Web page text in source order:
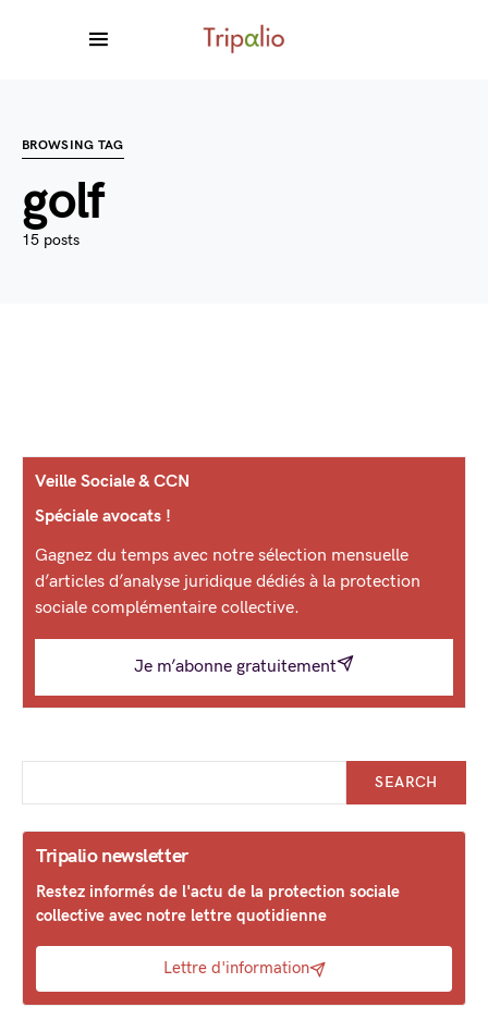
BROWSING TAG
golf
15 posts
Veille Sociale & CCN
Spéciale avocats !
Gagnez du temps avec notre sélection mensuelle
d’articles d’analyse juridique dédiés à la protection
sociale complémentaire collective.
Je m’abonne gratuitement
SEARCH
Tripalio newsletter
Restez informés de l'actu de la protection sociale
collective avec notre lettre quotidienne
Lettre d'information